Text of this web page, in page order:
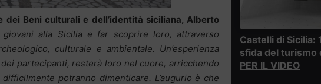
dei Beni culturali e dell’identità siciliana, Alberto
giovanialla Sicilia e far scoprire loro, attraverso
culturale e ambientale. Un’esperienza
partecipanti, resterà loro nel cuore, arricchendo
potranno dimenticare. L’augurio è che
Castelli di Sicilia:
sfida del turismo
PER IL VIDEO